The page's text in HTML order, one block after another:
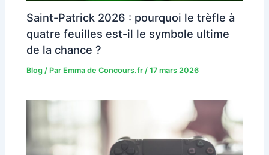
Saint-Patrick 2026 : pourquoi le trèfle à
quatre feuilles est-il le symbole ultime
de la chance ?
Blog / Par Emma de Concours.fr /17 mars 2026